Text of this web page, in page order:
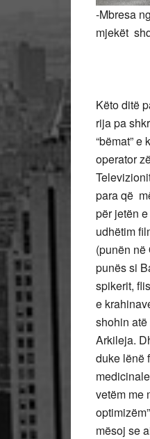
-Mbresa
mjekët
Këto ditë
rija pa
“bëmat”
operator
para që
për jetën
udhëtim
(punën në
punës si
spikerit,
e
shohin atë
Arkileja.
duke lënë
vetëm me
mësoj se